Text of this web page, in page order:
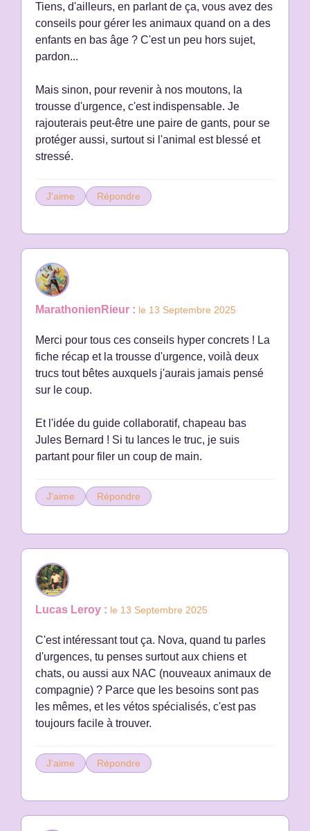
Tiens, d'ailleurs, en parlant de ça, vous avez des
conseils pour gérer les animaux quand on a des
enfants en bas âge ? C'est un peu hors sujet,
pardon...
Mais sinon, pour revenir à nos moutons, la
trousse d'urgence, c'est indispensable. Je
rajouterais peut-être une paire de gants, pour se
protéger aussi, surtout si l'animal est blessé et
stressé.
J'aime Répondre
MarathonienRieur : le 13 Septembre 2025
Merci pour tous ces conseils hyper concrets ! La
fiche récap et la trousse d'urgence, voilà deux
trucs tout bêtes auxquels j'aurais jamais pensé
sur le coup.
Et l'idée du guide collaboratif, chapeau bas
Jules Bernard ! Si tu lances le truc, je suis
partant pour filer un coup de main.
J'aime Répondre
Lucas Leroy : le 13 Septembre 2025
C'est intéressant tout ça. Nova, quand tu parles
d'urgences, tu penses surtout aux chiens et
chats, ou aussi aux NAC (nouveaux animaux de
compagnie) ? Parce que les besoins sont pas
les mêmes, et les vétos spécialisés, c'est pas
toujours facile à trouver.
J'aime Répondre